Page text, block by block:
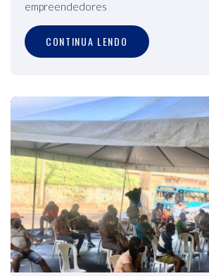
empreendedores
CONTINUA LENDO